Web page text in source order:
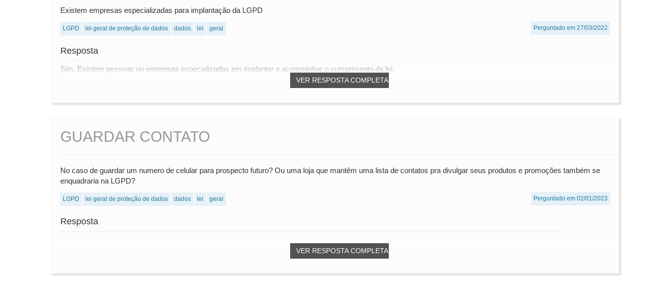
Existem empresas especializadas para implantação da LGPD
LGPD lei geral de proteção de dados dados lei geral Perguntado em 27/03/2022
Resposta
VER RESPOSTA COMPLETA
Sim. Existem pessoas ou empresas especializadas em implantar e acompanhar o cumprimento da lei.
GUARDAR CONTATO
No caso de guardar um numero de celular para prospecto futuro? Ou uma loja que mantêm uma lista de contatos pra divulgar seus produtos e promoções também se
enquadraria na LGPD?
LGPD lei geral de proteção de dados dados lei geral Perguntado em 02/01/2023
Resposta
VER RESPOSTA COMPLETA